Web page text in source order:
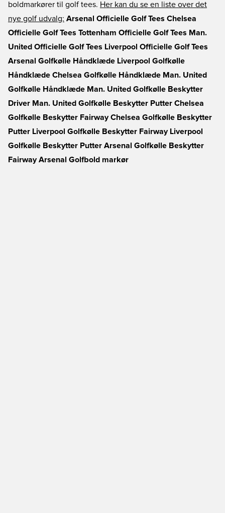
boldmarkører til golf tees. Her kan du se en liste over det
nye golf udvalg: Arsenal Officielle Golf Tees Chelsea
Officielle Golf Tees Tottenham Officielle Golf Tees Man.
United Officielle Golf Tees Liverpool Officielle Golf Tees
Arsenal Golfkølle Håndklæde Liverpool Golfkølle
Håndklæde Chelsea Golfkølle Håndklæde Man. United
Golfkølle Håndklæde Man. United Golfkølle Beskytter
Driver Man. United Golfkølle Beskytter Putter Chelsea
Golfkølle Beskytter Fairway Chelsea Golfkølle Beskytter
Putter Liverpool Golfkølle Beskytter Fairway Liverpool
Golfkølle Beskytter Putter Arsenal Golfkølle Beskytter
Fairway Arsenal Golfbold markør